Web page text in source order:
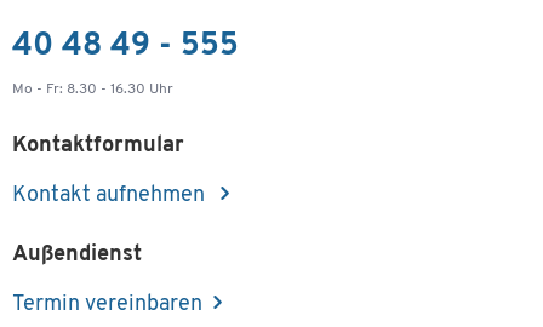
40 48 49 - 555
Mo - Fr: 8.30 - 16.30 Uhr
Kontaktformular
Kontakt aufnehmen
Außendienst
Termin vereinbaren